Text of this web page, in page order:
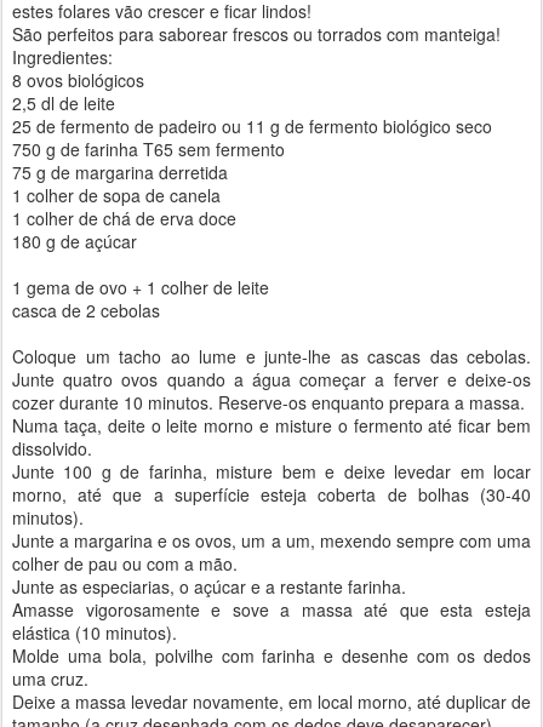
estes folares vão crescer e ficar lindos!
São perfeitos para saborear frescos ou torrados com manteiga!
Ingredientes:
8 ovos biológicos
2,5 dl de leite
25 de fermento de padeiro ou 11 g de fermento biológico seco
750 g de farinha T65 sem fermento
75 g de margarina derretida
1 colher de sopa de canela
1 colher de chá de erva doce
180 g de açúcar
1 gema de ovo + 1 colher de leite
casca de 2 cebolas
Coloque um tacho ao lume e junte-lhe as cascas das cebolas.
Junte quatro ovos quando a água começar a ferver e deixe-os
cozer durante 10 minutos. Reserve-os enquanto prepara a massa.
Numa taça, deite o leite morno e misture o fermento até ficar bem
dissolvido.
Junte 100 g de farinha, misture bem e deixe levedar em locar
morno, até que a superfície esteja coberta de bolhas (30-40
minutos).
Junte a margarina e os ovos, um a um, mexendo sempre com uma
colher de pau ou com a mão.
Junte as especiarias, o açúcar e a restante farinha.
Amasse vigorosamente e sove a massa até que esta esteja
elástica (10 minutos).
Molde uma bola, polvilhe com farinha e desenhe com os dedos
uma cruz.
Deixe a massa levedar novamente, em local morno, até duplicar de